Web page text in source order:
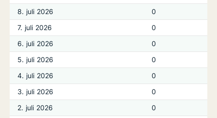
8. juli 2026
0
7. juli 2026
0
6. juli 2026
0
5. juli 2026
0
4. juli 2026
0
3. juli 2026
0
2. juli 2026
0